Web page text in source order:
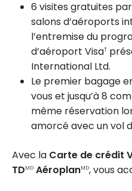
6 visites gratuites
salons d’aéroports
l’entremise du
d’aéroport Visa†
International Ltd.
Le premier bagage
vous et jusqu’à 8
même réservation
amorcé avec un vol
Avec la Carte de crédit
TDMD AéroplanMD, vous